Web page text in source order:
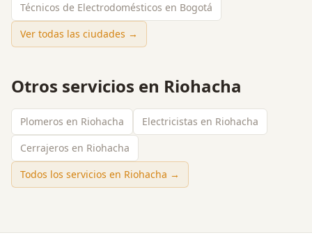
Técnicos de Electrodomésticos en Bogotá
Ver todas las ciudades →
Otros servicios en Riohacha
Plomeros en Riohacha
Electricistas en Riohacha
Cerrajeros en Riohacha
Todos los servicios en Riohacha →